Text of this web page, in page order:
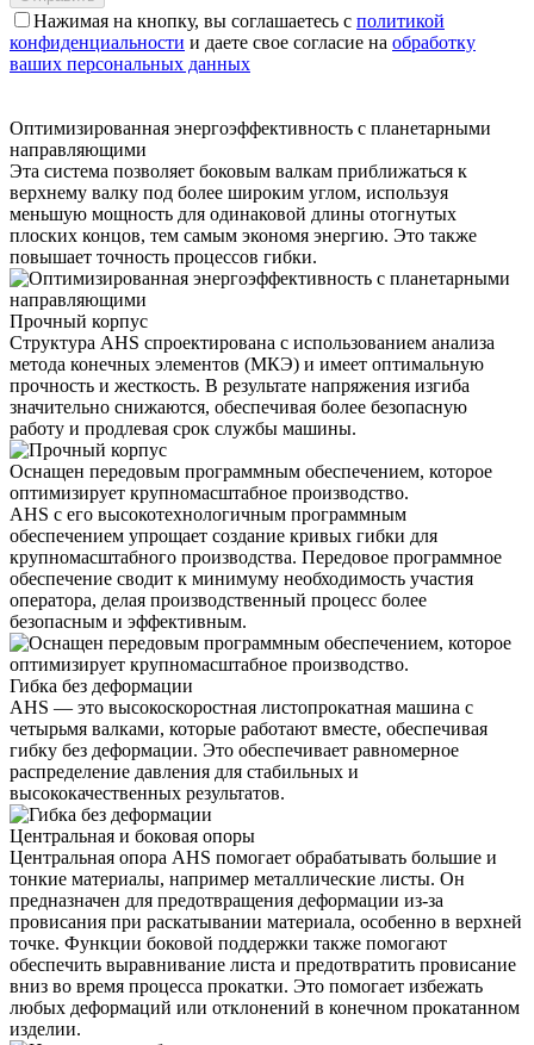
Нажимая на кнопку, вы соглашаетесь с политикой
конфиденциальности и даете свое согласие на обработку
ваших персональных данных
Оптимизированная энергоэффективность с планетарными
направляющими
Эта система позволяет боковым валкам приближаться к
верхнему валку под более широким углом, используя
меньшую мощность для одинаковой длины отогнутых
плоских концов, тем самым экономя энергию. Это также
повышает точность процессов гибки.
Прочный корпус
Структура AHS спроектирована с использованием анализа
метода конечных элементов (МКЭ) и имеет оптимальную
прочность и жесткость. В результате напряжения изгиба
значительно снижаются, обеспечивая более безопасную
работу и продлевая срок службы машины.
Оснащен передовым программным обеспечением, которое
оптимизирует крупномасштабное производство.
AHS с его высокотехнологичным программным
обеспечением упрощает создание кривых гибки для
крупномасштабного производства. Передовое программное
обеспечение сводит к минимуму необходимость участия
оператора, делая производственный процесс более
безопасным и эффективным.
Гибка без деформации
AHS — это высокоскоростная листопрокатная машина с
четырьмя валками, которые работают вместе, обеспечивая
гибку без деформации. Это обеспечивает равномерное
распределение давления для стабильных и
высококачественных результатов.
Центральная и боковая опоры
Центральная опора AHS помогает обрабатывать большие и
тонкие материалы, например металлические листы. Он
предназначен для предотвращения деформации из-за
провисания при раскатывании материала, особенно в верхней
точке. Функции боковой поддержки также помогают
обеспечить выравнивание листа и предотвратить провисание
вниз во время процесса прокатки. Это помогает избежать
любых деформаций или отклонений в конечном прокатанном
изделии.